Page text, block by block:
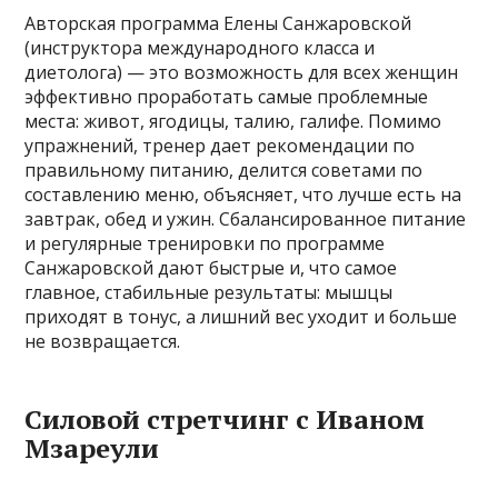
Авторская программа Елены Санжаровской
(инструктора международного класса и
диетолога) — это возможность для всех женщин
эффективно проработать самые проблемные
места: живот, ягодицы, талию, галифе. Помимо
упражнений, тренер дает рекомендации по
правильному питанию, делится советами по
составлению меню, объясняет, что лучше есть на
завтрак, обед и ужин. Сбалансированное питание
и регулярные тренировки по программе
Санжаровской дают быстрые и, что самое
главное, стабильные результаты: мышцы
приходят в тонус, а лишний вес уходит и больше
не возвращается.
Силовой стретчинг с Иваном
Мзареули